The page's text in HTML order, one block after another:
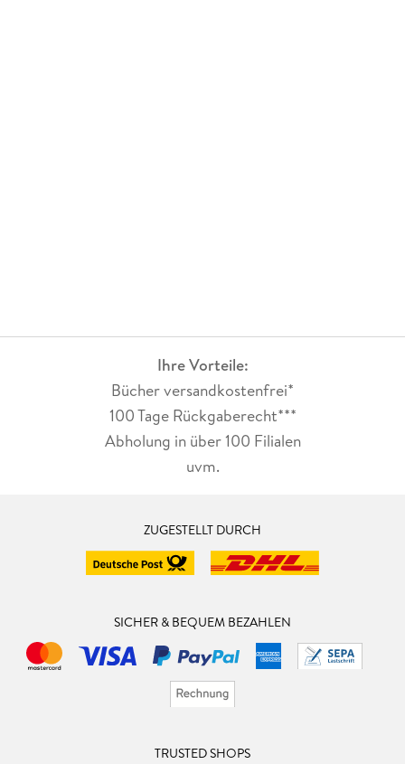
Ihre Vorteile:
Bücher versandkostenfrei*
100 Tage Rückgaberecht***
Abholung in über 100 Filialen
uvm.
ZUGESTELLT DURCH
SICHER & BEQUEM BEZAHLEN
TRUSTED SHOPS